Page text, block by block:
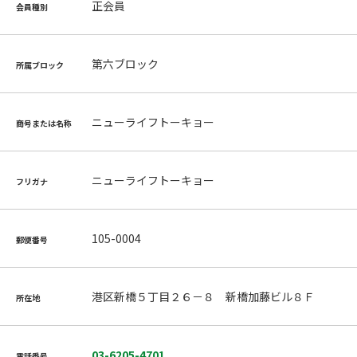
会員種別 正会員
所属ブロック 第六ブロック
商号または名称 ニューライフトーキョー
フリガナ ニューライフトーキョー
郵便番号 105-0004
所在地 港区新橋５丁目２６－８ 新橋加藤ビル８Ｆ